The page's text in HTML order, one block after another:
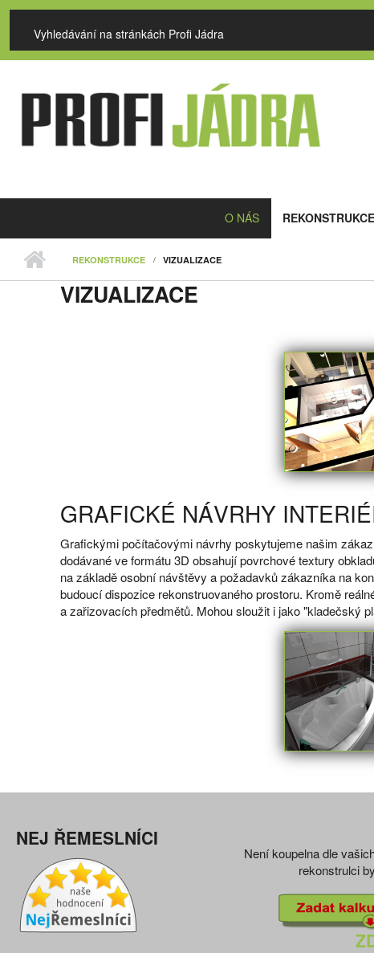
Přejít k hlavnímu obsahu
VYHLEDÁVÁNÍ
O NÁS REKONSTRUKCE
REKONSTRUKCE VIZUALIZACE
VIZUALIZACE
GRAFICKÉ NÁVRHY
Grafickými počítačovými návrhy poskytujeme našim
dodávané ve formátu 3D obsahují povrchové textury
na základě osobní návštěvy a požadavků zákazníka na
budoucí dispozice rekonstruovaného prostoru. Kromě
a zařizovacích předmětů. Mohou sloužit i jako "kladečský
NEJ ŘEMESLNÍCI
Není koupelna dle
rekonstrulci